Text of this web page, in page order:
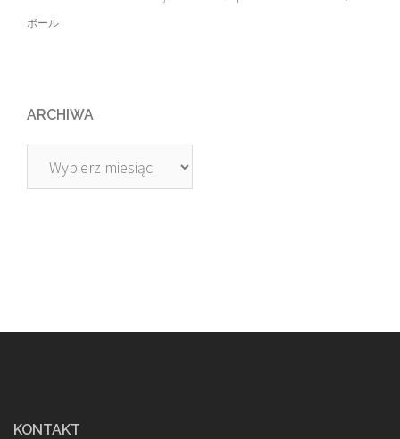
ボール
ARCHIWA
Archiwa
KONTAKT